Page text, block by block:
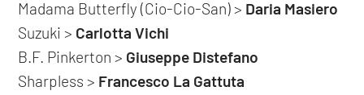
Madama Butterfly (Cio-Cio-San) > Daria Masiero
Suzuki > Carlotta Vichi
B.F. Pinkerton > Giuseppe Distefano
Sharpless > Francesco La Gattuta